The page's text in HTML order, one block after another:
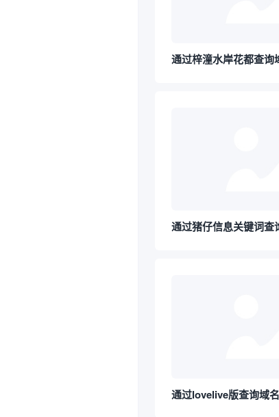
通过梓潼水岸花都查询
通过猪仔信息关键词查
通过lovelive版查询域名